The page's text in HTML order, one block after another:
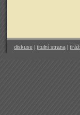
diskuse | titulní strana | tiráž